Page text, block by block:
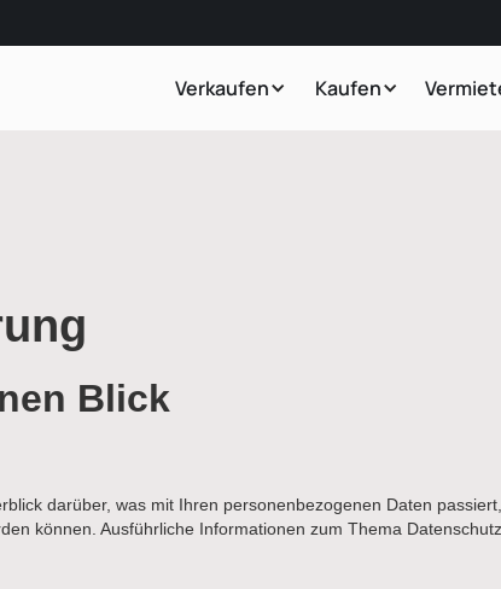
Verkaufen Kaufen
Blick
darüber, was mit Ihren personenbezogenen Daten
können. Ausführliche Informationen zum Thema